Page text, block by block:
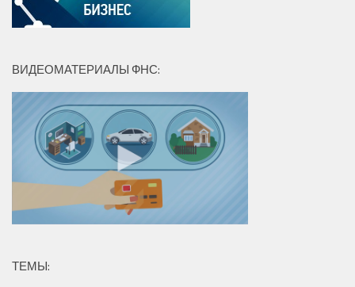
ВИДЕОМАТЕРИАЛЫ ФНС:
ТЕМЫ: